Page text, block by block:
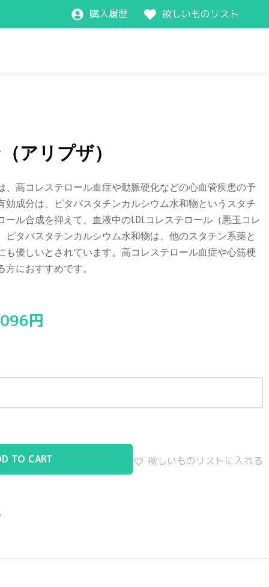
購入履歴 欲しいものリスト
アリプザ）
、高コレステロール血症や動脈硬化などの心血管疾患の予
効成分は、ピタバスタチンカルシウム水和物というスタチ
ル合成を抑えて、血液中のLDLコレステロール（悪玉コレ
ピタバスタチンカルシウム水和物は、他のスタチン系薬と
も優しいとされています。高コレステロール血症や心筋梗
におすすめです。
円
TO CART 欲しいものリストに入れる